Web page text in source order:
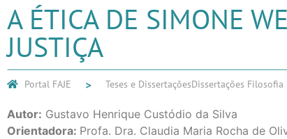
A ÉTICA DE SIMONE
JUSTIÇA
Portal FAJE Teses e DissertaçõesDissertações Filosofia
Autor: Gustavo Henrique Custódio da Silva
Orientadora: Profa. Dra. Claudia Maria Rocha de